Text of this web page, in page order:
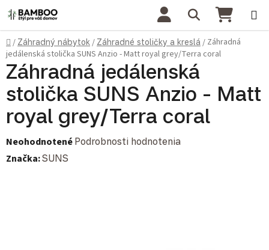
Prejsť na obsah Hľadať
Domov
/ Záhradný nábytok / Záhradné stoličky a kreslá / Záhradná
jedálenská stolička SUNS Anzio - Matt royal grey/Terra coral
Záhradná jedálenská
stolička SUNS Anzio - Matt
royal grey/Terra coral
Priemerné hodnotenie produktu je 0,0 z 5 hviezdičiek.
Neohodnotené Podrobnosti hodnotenia
Značka:SUNS